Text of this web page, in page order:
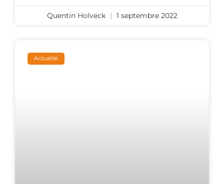
Quentin Holveck 1 septembre 2022
Actualité